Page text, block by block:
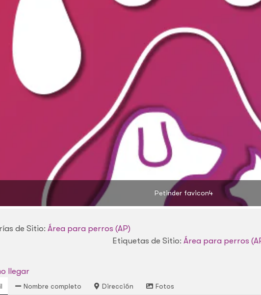
Petinder favicon4
de Sitio: Área para perros (AP)
Etiquetas de Sitio: Área para perros
llegar
Nombre completo Dirección Fotos